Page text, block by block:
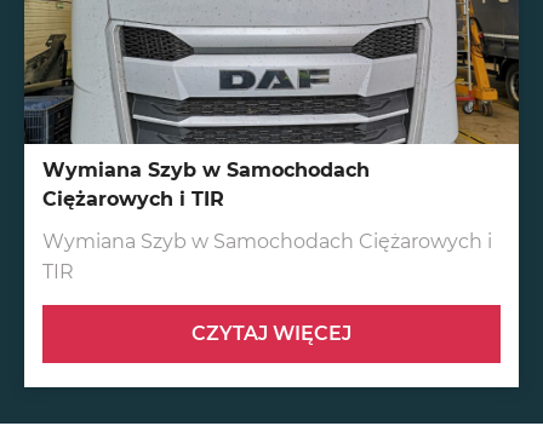
Wymiana Szyb w Samochodach
Ciężarowych i TIR
Wymiana Szyb w Samochodach Ciężarowych i
TIR
CZYTAJ WIĘCEJ